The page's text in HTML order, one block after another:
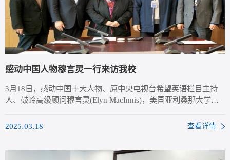
感动中国人物穆言灵一行来访我校
3月18日，感动中国十大人物、原中央电视台希望英语栏目主持
人、鼓岭高级顾问穆言灵(Elyn MacInnis)，美国亚利桑那大学中
度假区管委会调研员江敬挺一行访问我校。副校长徐飞会见来
示热烈欢迎。在认真聆听了穆言灵女士有关“和平与爱”的中美民
2025.03.18 查看详情